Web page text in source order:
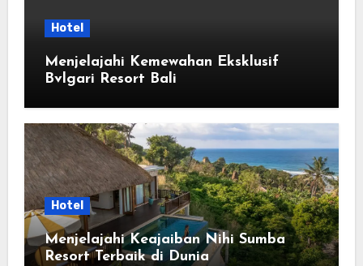
Hotel
Menjelajahi Kemewahan Eksklusif
Bvlgari Resort Bali
Hotel
Menjelajahi Keajaiban Nihi Sumba
Resort Terbaik di Dunia